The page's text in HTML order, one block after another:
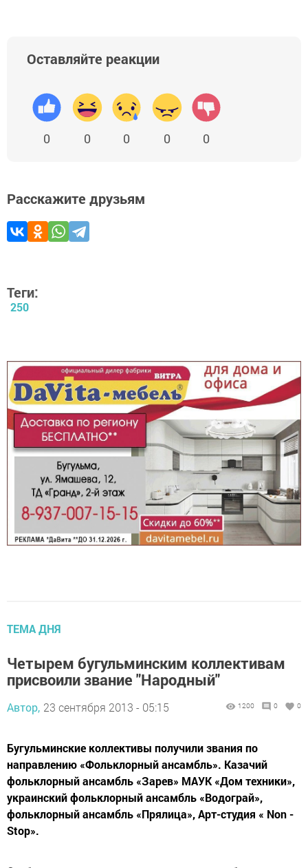
Оставляйте реакции
0 0 0 0 0
Расскажите друзьям
Теги:
250
ТЕМА ДНЯ
Четырем бугульминским коллективам
присвоили звание "Народный"
Автор, 23 сентября 2013 - 05:15 1200 0 0
Бугульминские коллективы получили звания по
направлению «Фольклорный ансамбль». Казачий
фольклорный ансамбль «Зарев» МАУК «Дом техники»,
украинский фольклорный ансамбль «Водограй»,
фольклорный ансамбль «Прялица», Арт-студия « Non -
Stop».